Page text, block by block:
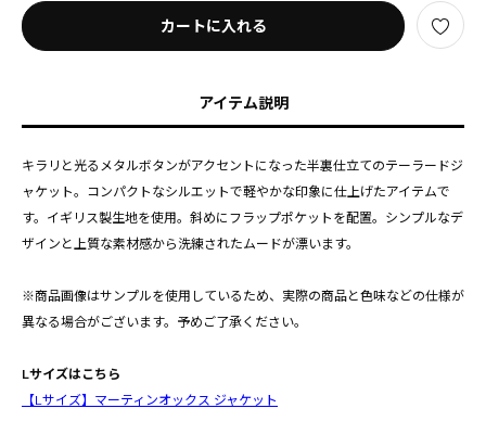
カートに入れる
アイテム説明
キラリと光るメタルボタンがアクセントになった半裏仕立てのテーラードジ
ャケット。コンパクトなシルエットで軽やかな印象に仕上げたアイテムで
す。イギリス製生地を使用。斜めにフラップポケットを配置。シンプルなデ
ザインと上質な素材感から洗練されたムードが漂います。
※商品画像はサンプルを使用しているため、実際の商品と色味などの仕様が
異なる場合がございます。予めご了承ください。
Lサイズはこちら
【Lサイズ】マーティンオックス ジャケット